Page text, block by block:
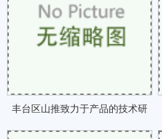
丰台区山推致力于产品的技术研